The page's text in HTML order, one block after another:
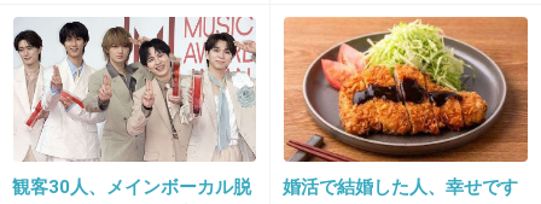
31. 匿名2014/07/08(火) 22:19:48
人によらないかな(・ω・｀)
やってあげて「ありがとう！俺も何か手伝う
だから多めに見ろ」を強要し
てくる人物とは
観客30人、メインボーカル脱
婚活で結婚した人、幸せです